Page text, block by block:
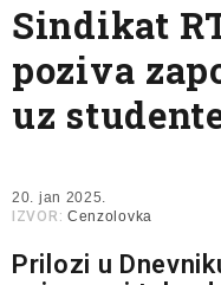
Propaganda
Informer
Sindikat
poziva
uz
20. jan 2025.
IZVOR: Cenzolovka
Prilozi u